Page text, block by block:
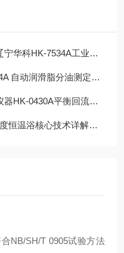
工业用挥发性有机液体沸程测定器
油测定器仪器核心技术原理拆解
平衡回流沸点测定器
心技术详解，杜绝检测误差
NB/SH/T 0905试验方法